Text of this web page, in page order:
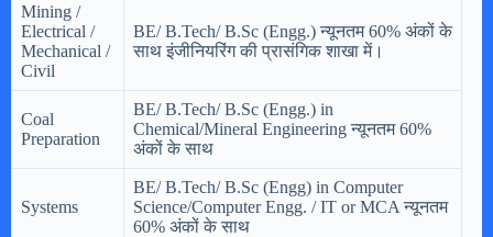
Mining /
Electrical /
Mechanical /
Civil
BE/ B.Tech/ B.Sc (Engg.) न्यूनतम 60% अंकों के
साथ इंजीनियरिंग की प्रासंगिक शाखा में।
Coal
Preparation
BE/ B.Tech/ B.Sc (Engg.) in
Chemical/Mineral Engineering न्यूनतम 60%
अंकों के साथ
Systems
BE/ B.Tech/ B.Sc (Engg) in Computer
Science/Computer Engg. / IT or MCA न्यूनतम
60% अंकों के साथ